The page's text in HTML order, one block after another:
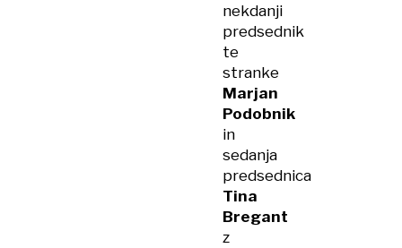
nekdanji
predsednik
te
stranke
Marjan
Podobnik
in
sedanja
predsednica
Tina
Bregant
z